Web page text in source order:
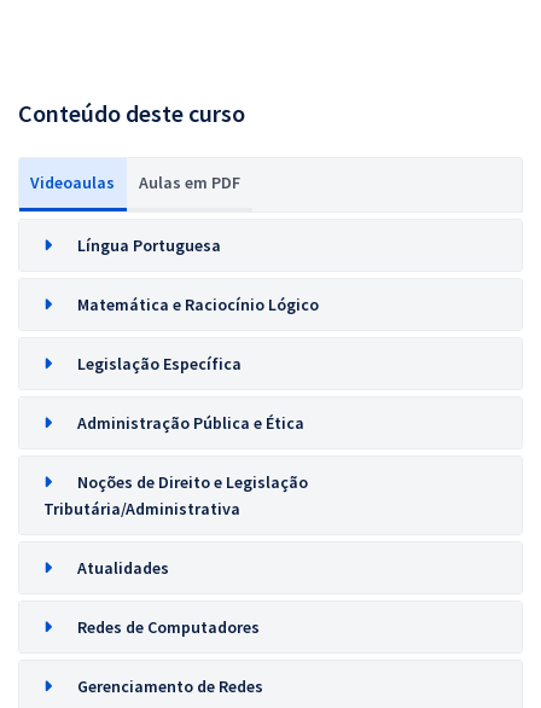
Conteúdo deste curso
Videoaulas Aulas em PDF
Língua Portuguesa
Matemática e Raciocínio Lógico
Legislação Específica
Administração Pública e Ética
Noções de Direito e Legislação
Tributária/Administrativa
Atualidades
Redes de Computadores
Gerenciamento de Redes